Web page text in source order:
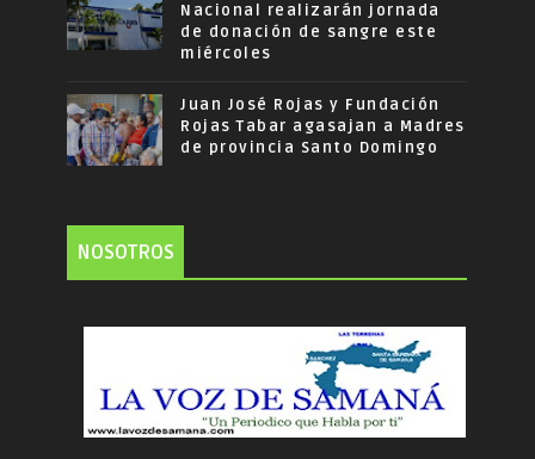
Nacional realizarán jornada
de donación de sangre este
miércoles
Juan José Rojas y Fundación
Rojas Tabar agasajan a Madres
de provincia Santo Domingo
NOSOTROS